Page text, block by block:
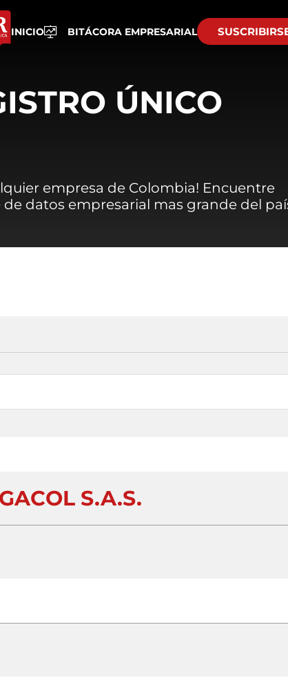
INICIO BITÁCORA EMPRESARIAL
ÚNICO
empresa de Colombia! Encuentre
datos empresarial mas grande del
S.A.S.